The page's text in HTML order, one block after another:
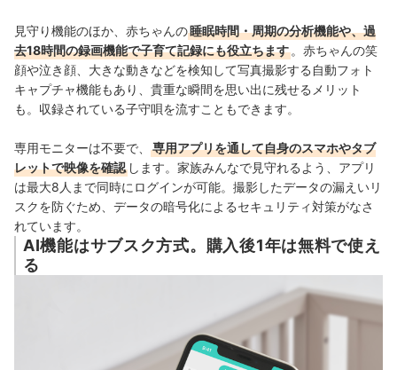
見守り機能のほか、 赤ちゃんの睡眠時間・周期の分析機能や、過
去18時間の録画機能で子育て記録にも役立ちます 。 赤ちゃんの笑
顔や泣き顔、大きな動きなどを検知して写真撮影する自動フォト
キャプチャ機能もあり、貴重な瞬間を思い出に残せるメリット
も。収録されている子守唄を流すこともできます。
専用モニターは不要で、
専用アプリを通して自身のスマホやタブ
レットで映像を確認 します。家族みんなで見守れるよう、アプリ
は最大8人まで同時にログインが可能。撮影したデータの漏えいリ
スクを防ぐため、データの暗号化によるセキュリティ対策がなさ
れています。
AI機能はサブスク方式。購入後1年は無料で使え
る